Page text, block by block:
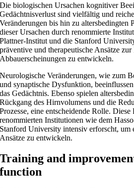
Die biologischen Ursachen kognitiver
Gedächtnisverlust sind vielfältig und
Veränderungen bis hin zu altersbedingten
dieser Ursachen durch renommierte
Plattner-Institut und die Stanford
präventive und therapeutische Ansätze
Abbauerscheinungen zu entwickeln.
Neurologische Veränderungen, wie zum
und synaptische Dysfunktion,
das Gedächtnis. Ebenso spielen
Rückgang des Hirnvolumens und die
Prozesse, eine entscheidende Rolle.
renommierten Institutionen wie dem
Stanford University intensiv erforscht, um
Ansätze zu entwickeln.
Training and
function